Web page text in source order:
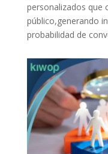
personalizados ⁣que
público,generando
‌probabilidad de